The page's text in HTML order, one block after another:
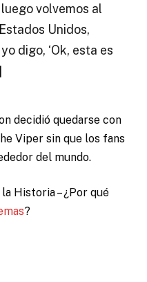
volvemos al
Unidos,
digo, ‘Ok, esta es
decidió quedarse con
Viper sin que los fans
del mundo.
Historia – ¿Por qué
?